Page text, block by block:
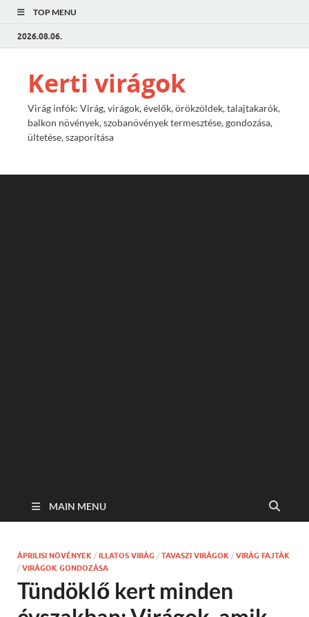
TOP MENU
2026.08.06.
Kerti virágok
Virág infók: Virág, virágok, évelők, örökzöldek, talajtakarók,
balkon növények, szobanövények termesztése, gondozása,
ültetése, szaporítása
MAIN MENU
ÁPRILISI NÖVÉNYEK / ILLATOS VIRÁG / TAVASZI VIRÁGOK / VIRÁG FAJTÁK
/ VIRÁGOK GONDOZÁSA
Tündöklő kert minden